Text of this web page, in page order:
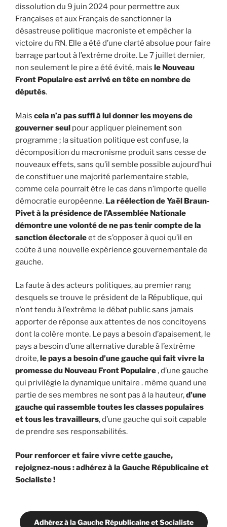
dissolution du 9 juin 2024 pour permettre aux
Françaises et aux Français de sanctionner la
désastreuse politique macroniste et empêcher la
victoire du RN. Elle a été d’une clarté absolue pour faire
barrage partout à l’extrême droite. Le 7 juillet dernier,
non seulement le pire a été évité, mais le Nouveau
Front Populaire est arrivé en tête en nombre de
députés.
Mais cela n’a pas suffi à lui donner les moyens de
gouverner seul pour appliquer pleinement son
programme ; la situation politique est confuse, la
décomposition du macronisme produit sans cesse de
nouveaux effets, sans qu’il semble possible aujourd’hui
de constituer une majorité parlementaire stable,
comme cela pourrait être le cas dans n’importe quelle
démocratie européenne. La réélection de Yaël Braun-
Pivet à la présidence de l’Assemblée Nationale
démontre une volonté de ne pas tenir compte de la
sanction électoraleet de s’opposer à quoi qu’il en
coûte à une nouvelle expérience gouvernementale de
gauche.
La faute à des acteurs politiques, au premier rang
desquels se trouve le président de la République, qui
n’ont tendu à l’extrême le débat public sans jamais
apporter de réponse aux attentes de nos concitoyens
dont la colère monte. Le pays a besoin d’apaisement, le
pays a besoin d’une alternative durable à l’extrême
droite,le pays a besoin d’une gauche qui fait vivre la
promesse du Nouveau Front Populaire, d’une gauche
qui privilégie la dynamique unitaire . même quand une
partie de ses membres ne sont pas à la hauteur,d’une
gauche qui rassemble toutes les classes populaires
et tous les travailleurs, d’une gauche qui soit capable
de prendre ses responsabilités.
Pour renforcer et faire vivre cette gauche,
rejoignez-nous : adhérez à la Gauche Républicaine et
Socialiste !
Adhérez à la Gauche Républicaine et Socialiste